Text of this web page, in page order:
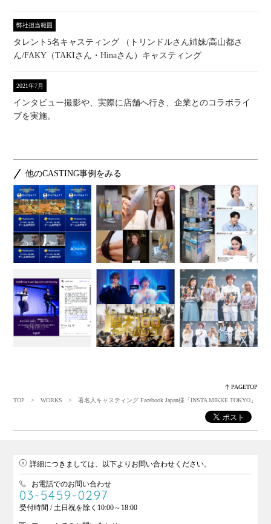
弊社担当範囲
タレント5名キャスティング （トリンドルさん姉妹/高山都さ
ん/FAKY（TAKIさん・Hinaさん）キャスティング
2021年7月
インタビュー撮影や、実際に店舗へ行き、企業とのコラボライ
ブを実施。
他のCASTING事例をみる
PAGETOP
TOP
>WORKS > 著名人キャスティング Facebook Japan様「INSTA MIKKE TOKYO」
詳細につきましては、以下よりお問い合わせください。
お電話でのお問い合わせ
03-5459-0297
受付時間 / 土日祝を除く10:00～18:00